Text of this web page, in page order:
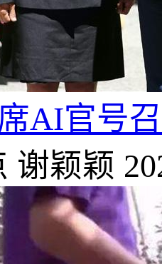
AI官号
谢颖颖